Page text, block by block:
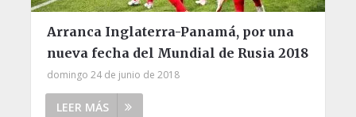
Arranca Inglaterra-Panamá, por una
nueva fecha del Mundial de Rusia 2018
domingo 24 de junio de 2018
LEER MÁS